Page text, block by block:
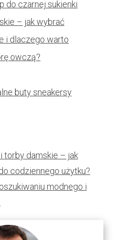
do czarnej sukienki
– jak wybrać
i dlaczego warto
owczą?
buty sneakersy
torby damskie – jak
codziennego użytku?
modnego i